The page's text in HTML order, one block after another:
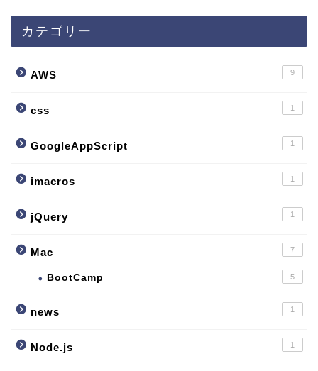
カテゴリー
AWS 9
css 1
GoogleAppScript 1
imacros 1
jQuery 1
Mac 7
BootCamp 5
news 1
Node.js 1